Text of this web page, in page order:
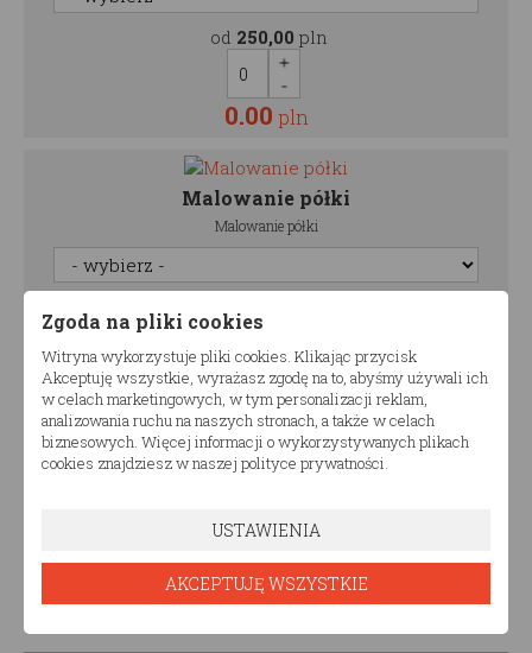
od 250,00 pln
0.00 pln
Malowanie półki
Malowanie półki
0.00pln
920.00
Ilość zestawów
Zgoda na pliki cookies
Witryna wykorzystuje pliki cookies. Klikając przycisk
Akceptuję wszystkie, wyrażasz zgodę na to, abyśmy używali ich
w celach marketingowych, w tym personalizacji reklam,
analizowania ruchu na naszych stronach, a także w celach
biznesowych. Więcej informacji o wykorzystywanych plikach
cookies znajdziesz w naszej polityce prywatności.
USTAWIENIA
AKCEPTUJĘ WSZYSTKIE